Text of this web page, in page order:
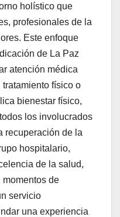
holístico que
profesionales de la
Este enfoque
de La Paz
atención médica
físico o
bienestar físico,
los involucrados
recuperación de la
hospitalario,
de la salud,
momentos de
servicio
una experiencia